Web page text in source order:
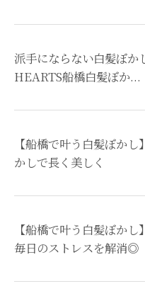
派手にならない白髪ぼか
HEARTS船橋白髪ぼか...
【船橋で叶う白髪ぼか
かしで長く美しく
【船橋で叶う白髪ぼか
毎日のストレスを解消◎